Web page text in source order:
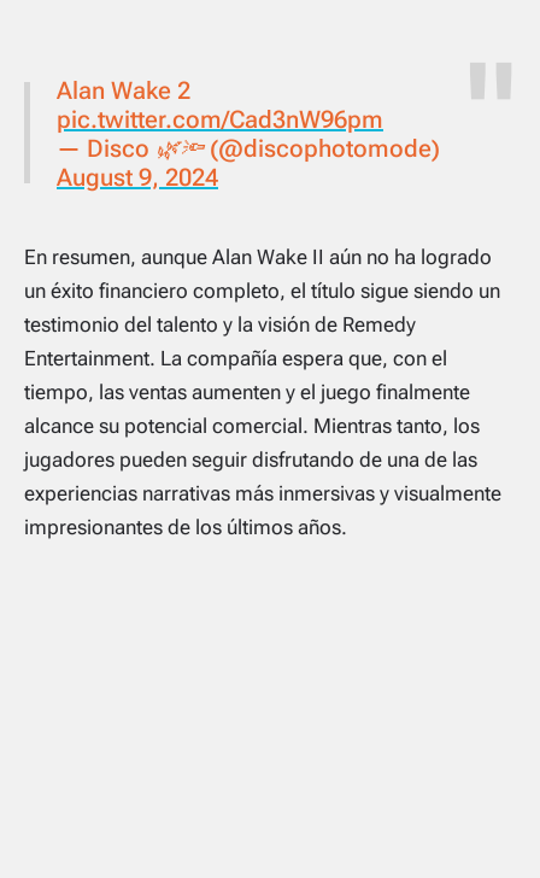
Alan Wake 2
pic.twitter.com/Cad3nW96pm
— Disco 🌿🔦 (@discophotomode)
August 9, 2024
En resumen, aunque Alan Wake II aún no ha logrado
un éxito financiero completo, el título sigue siendo un
testimonio del talento y la visión de Remedy
Entertainment. La compañía espera que, con el
tiempo, las ventas aumenten y el juego finalmente
alcance su potencial comercial. Mientras tanto, los
jugadores pueden seguir disfrutando de una de las
experiencias narrativas más inmersivas y visualmente
impresionantes de los últimos años.